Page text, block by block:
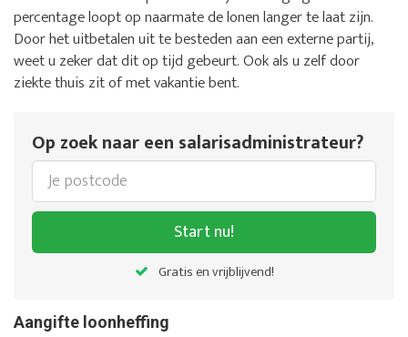
percentage loopt op naarmate de lonen langer te laat zijn.
Door het uitbetalen uit te besteden aan een externe partij,
weet u zeker dat dit op tijd gebeurt. Ook als u zelf door
ziekte thuis zit of met vakantie bent.
Op zoek naar een salarisadministrateur?
Start nu!
Gratis en vrijblijvend!
Aangifte loonheffing